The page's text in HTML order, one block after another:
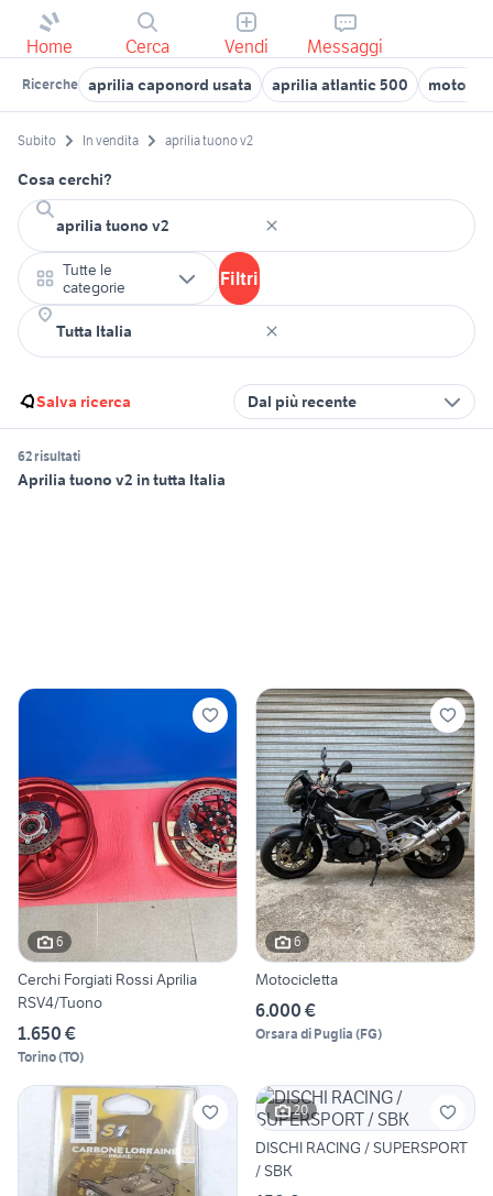
Home Cerca Vendi Messaggi
Ricerche aprilia caponord usata aprilia atlantic 500 moto
Subito In vendita aprilia tuono v2
Cosa cerchi?
Tutte le
categorie
Filtri
Salva ricerca Dal più recente
62 risultati
Aprilia tuono v2 in tutta Italia
6
Cerchi Forgiati Rossi Aprilia
RSV4/Tuono
1.650 €
Torino(TO)
6
Motocicletta
6.000 €
Orsara di Puglia (FG)
20
DISCHI RACING / SUPERSPORT
/ SBK